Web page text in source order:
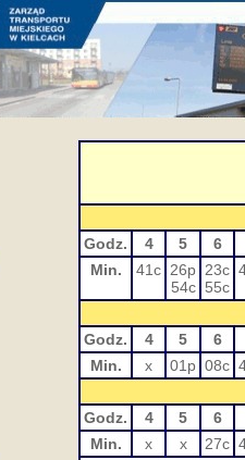
Godz. 4 5
6
Min.
41c 26p
54c
23c
55c
Godz. 4 5
6
Min.
x 01p 08c
Godz. 4 5
6
Min.
x x 27c